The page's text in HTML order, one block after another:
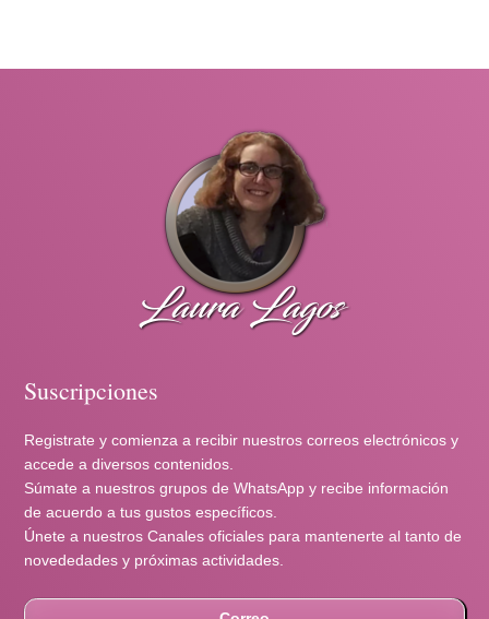
Suscripciones
Registrate y comienza a recibir nuestros correos electrónicos y
accede a diversos contenidos.
Súmate a nuestros grupos de WhatsApp y recibe información
de acuerdo a tus gustos específicos.
Únete a nuestros Canales oficiales para mantenerte al tanto de
novededades y próximas actividades.